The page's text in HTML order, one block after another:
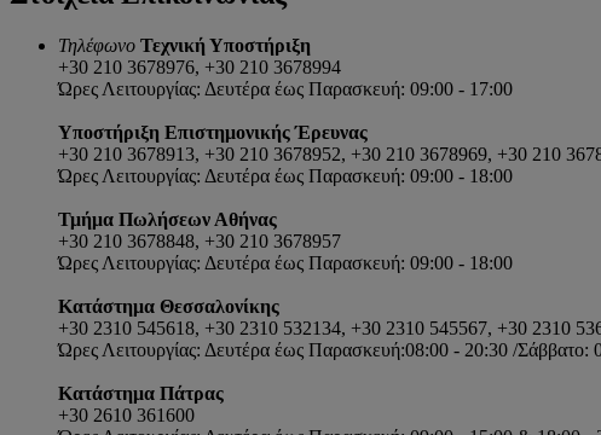
Τηλέφωνο Τεχνική Υποστήριξη
+30 210 3678976, +30 210 3678994
Ώρες Λειτουργίας: Δευτέρα έως Παρασκευή: 09:00 - 17:00
Υποστήριξη Επιστημονικής Έρευνας
+30 210 3678913, +30 210 3678952, +30 210 3678969, +30 210
Ώρες Λειτουργίας: Δευτέρα έως Παρασκευή: 09:00 - 18:00
Τμήμα Πωλήσεων Αθήνας
+30 210 3678848, +30 210 3678957
Ώρες Λειτουργίας: Δευτέρα έως Παρασκευή: 09:00 - 18:00
Κατάστημα Θεσσαλονίκης
+30 2310 545618, +30 2310 532134, +30 2310 545567, +30 2310
Ώρες Λειτουργίας: Δευτέρα έως Παρασκευή:08:00 - 20:30 /Σάββατο:
Κατάστημα Πάτρας
+30 2610 361600